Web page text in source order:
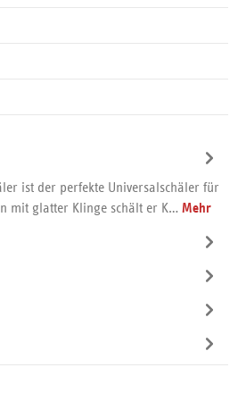
ist der perfekte Universalschäler für
mit glatter Klinge schält er K… Mehr